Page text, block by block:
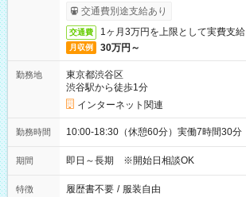
受取りサービス利用可（利用条件有）
交通費別途支給あり
交通費 1ヶ月3万円を上限として実費支給
月収例 30万円～
勤務地
東京都渋谷区
渋谷駅から徒歩1分
インターネット関連
勤務時間 10:00-18:30（休憩60分）実働7時間30分
期間 即日～長期 ※開始日相談OK
特徴 履歴書不要 / 服装自由